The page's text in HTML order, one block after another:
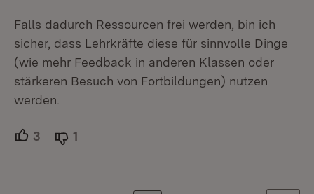
Falls dadurch Ressourcen frei werden, bin ich
sicher, dass Lehrkräfte diese für sinnvolle Dinge
(wie mehr Feedback in anderen Klassen oder
stärkeren Besuch von Fortbildungen) nutzen
werden.
3 Unterstützer.
1